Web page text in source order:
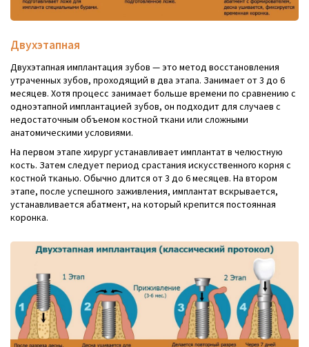
Двухэтапная
Двухэтапная имплантация зубов — это метод восстановления
утраченных зубов, проходящий в два этапа. Занимает от 3 до 6
месяцев. Хотя процесс занимает больше времени по сравнению с
одноэтапной имплантацией зубов, он подходит для случаев с
недостаточным объемом костной ткани или сложными
анатомическими условиями.
На первом этапе хирург устанавливает имплантат в челюстную
кость. Затем следует период срастания искусственного корня с
костной тканью. Обычно длится от 3 до 6 месяцев. На втором
этапе, после успешного заживления, имплантат вскрывается,
устанавливается абатмент, на который крепится постоянная
коронка.